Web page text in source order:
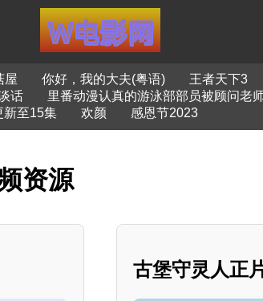
屋 你好，我的大夫(粤语) 王者天下3
话 里番动漫认真的游泳部部员被顾问老
新至15集
欢颜 感恩节2023
资源
古堡守灵人正